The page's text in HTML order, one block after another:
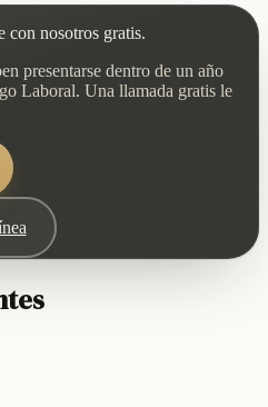
con nosotros gratis.
presentarse dentro de un año
Laboral. Una llamada gratis le